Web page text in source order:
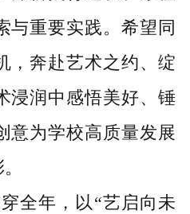
与重要实践。希望同
，奔赴艺术之约、绽
浸润中感悟美好、锤
意为学校高质量发展
全年，以“艺启向未